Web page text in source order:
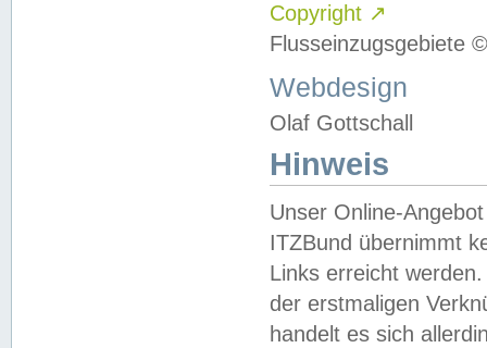
Copyright ↗
Flusseinzugsgebiete
Webdesign
Olaf Gottschall
Hinweis
Unser Online-
ITZBund übernimmt
Links erreicht
der erstmaligen
handelt es sich